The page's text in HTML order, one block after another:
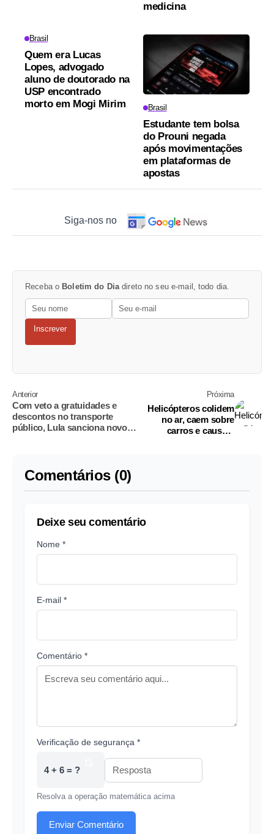
medicina
Brasil
Quem era Lucas
Lopes, advogado
aluno de doutorado na
USP encontrado
morto em Mogi Mirim
Brasil
Estudante tem bolsa
do Prouni negada
após movimentações
em plataformas de
apostas
Siga-nos no
Receba o Boletim do Diadireto no seu e-mail, todo dia.
Inscrever
Anterior
Com veto a gratuidades e
descontos no transporte
público, Lula sanciona novo
Próxima
Helicópteros colidem
no ar, caem sobre
carros e causam
Comentários (0)
Deixe seu comentário
Nome *
E-mail *
Comentário *
Verificação de segurança *
4 + 6 = ?
Resolva a operação matemática acima
Enviar Comentário